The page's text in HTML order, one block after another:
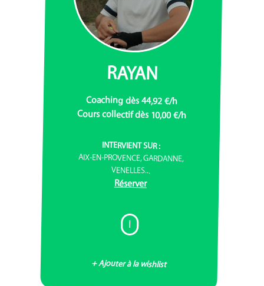
RAYAN
Coaching dès 44,92 €/h
Cours collectif dès 10,00 €/h
INTERVIENT SUR :
AIX-EN-PROVENCE, GARDANNE,
VENELLES...
Réserver
I
+ Ajouter à la wishlist